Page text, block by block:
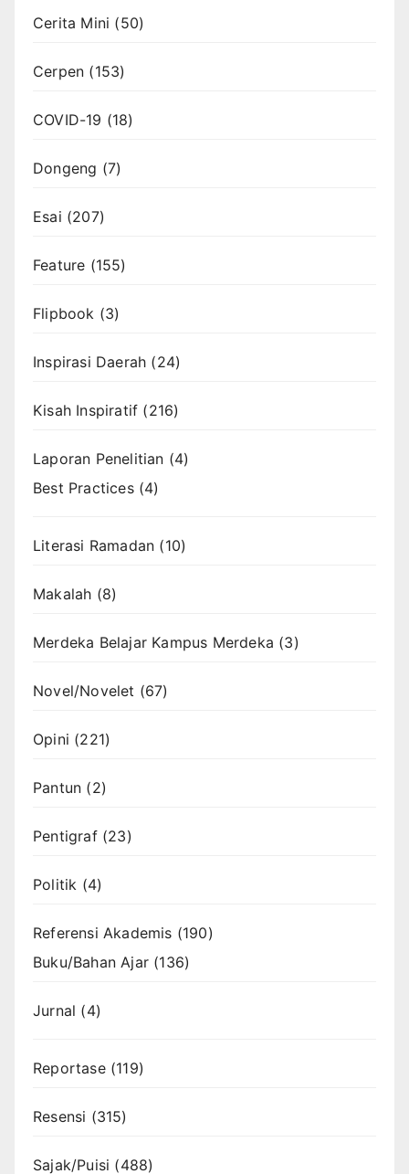
Cerita Mini (50)
Cerpen (153)
COVID-19 (18)
Dongeng (7)
Esai (207)
Feature (155)
Flipbook (3)
Inspirasi Daerah (24)
Kisah Inspiratif (216)
Laporan Penelitian (4)
Best Practices(4)
Literasi Ramadan (10)
Makalah (8)
Merdeka Belajar Kampus Merdeka (3)
Novel/Novelet (67)
Opini (221)
Pantun (2)
Pentigraf(23)
Politik (4)
Referensi Akademis (190)
Buku/Bahan Ajar (136)
Jurnal (4)
Reportase(119)
Resensi (315)
Sajak/Puisi (488)